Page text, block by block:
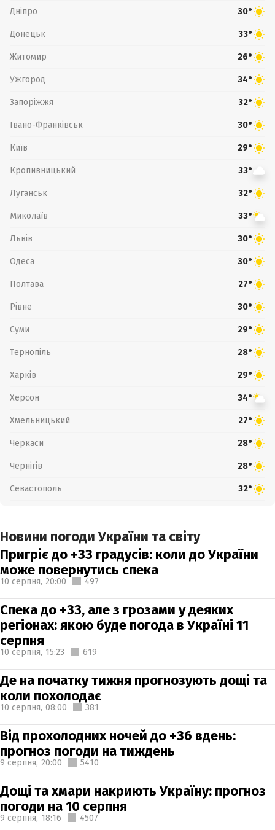
Дніпро 30°
Донецьк 33°
Житомир 26°
Ужгород 34°
Запоріжжя 32°
Івано-Франківськ 30°
Київ 29°
Кропивницький 33°
Луганськ 32°
Миколаїв 33°
Львів 30°
Одеса 30°
Полтава 27°
Рівне 30°
Суми 29°
Тернопіль 28°
Харків 29°
Херсон 34°
Хмельницький 27°
Черкаси 28°
Чернігів 28°
Севастополь 32°
Новини погоди України та світу
Пригріє до +33 градусів: коли до України
може повернутись спека
10 серпня, 20:00 497
Спека до +33, але з грозами у деяких
регіонах: якою буде погода в Україні 11
серпня
10 серпня, 15:23 619
Де на початку тижня прогнозують дощі та
коли похолодає
10 серпня, 08:00 381
Від прохолодних ночей до +36 вдень:
прогноз погоди на тиждень
9 серпня, 20:00 5410
Дощі та хмари накриють Україну: прогноз
погоди на 10 серпня
9 серпня, 18:16 4507